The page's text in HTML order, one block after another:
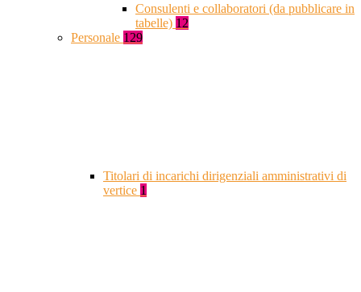
Consulenti e collaboratori (da pubblicare in
tabelle) 12
Personale 129
Titolari di incarichi dirigenziali amministrativi di
vertice 1